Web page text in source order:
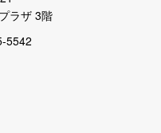
ラザ 3階
5542